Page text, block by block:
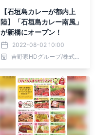
【石垣島カレーが都内上
陸】「石垣島カレー南風」
が新橋にオープン！
2022-08-02 10:00
吉野家HDグループ/株式会社シェアレストラン